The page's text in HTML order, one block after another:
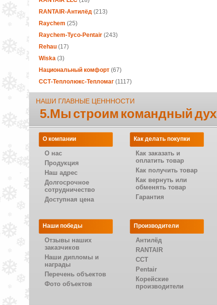
RANTAIR-Антилёд(213)
Raychem (25)
Raychem-Tyco-Pentair (243)
Rehau(17)
Wiska(3)
Национальный комфорт(67)
ССТ-Теплолюкс-Тепломаг(1117)
НАШИ ГЛАВНЫЕ ЦЕНННОСТИ
5.Мы строим командный
О компании
О нас
Продукция
Наш адрес
Долгосрочное
сотрудничество
Доступная цена
Как делать покупки
Как заказать и
оплатить товар
Как получить товар
Как вернуть или
обменять товар
Гарантия
Наши победы
Отзывы наших
заказчиков
Наши дипломы и
награды
Перечень объектов
Фото объектов
Производители
Антилёд
RANTAIR
CCT
Pentair
Корейские
производители